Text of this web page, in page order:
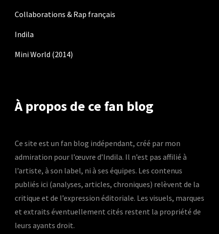
Collaborations & Rap français
Indila
Mini World (2014)
À propos de ce fan blog
Ce site est un fan blog indépendant, créé par mon
admiration pour l’œuvre d’Indila. Il n’est pas affilié à
l’artiste, à son label, ni à ses équipes. Les contenus
publiés ici (analyses, articles, chroniques) relèvent de la
critique et de l’expression éditoriale. Les visuels, marques
et extraits éventuellement cités restent la propriété de
leurs ayants droit.